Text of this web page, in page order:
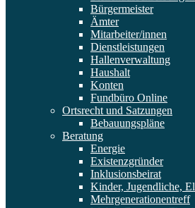
Bürgermeister
Ämter
Mitarbeiter/innen
Dienstleistungen
Hallenverwaltung
Haushalt
Konten
Fundbüro Online
Ortsrecht und Satzungen
Bebauungspläne
Beratung
Energie
Existenzgründer
Inklusionsbeirat
Kinder, Jugendliche,
Mehrgenerationentreff